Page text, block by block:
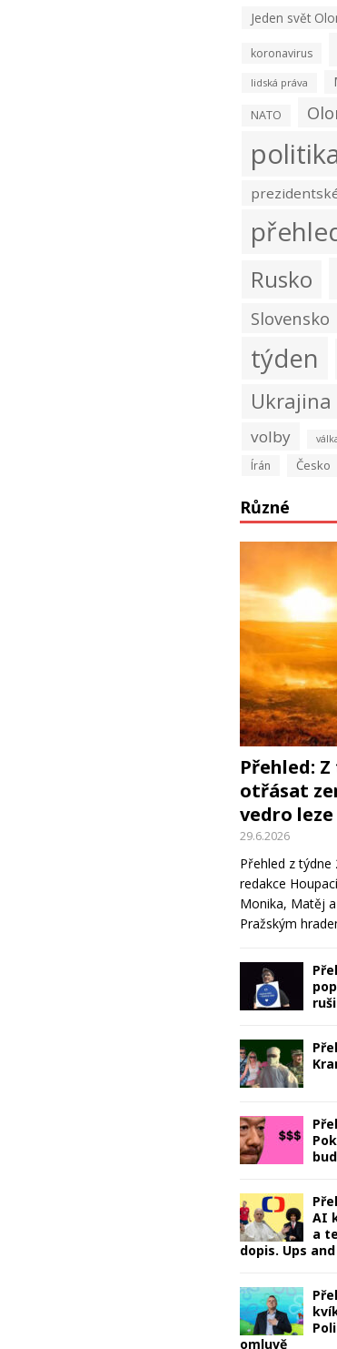
Jeden svět
koronavirus
lidská práva
NATO
Rusko
Slovensko
týden
Ukrajina
volby
Írán Česko
Různé
Přehled:
otřásat
vedro
29.6.2026
Přehled z týdne
redakce
Monika, Matěj
Pražským
AI
a
dopis. Ups
omluvě